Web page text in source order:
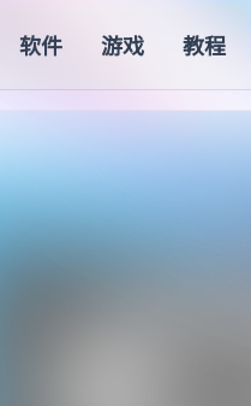
软件 游戏 教程